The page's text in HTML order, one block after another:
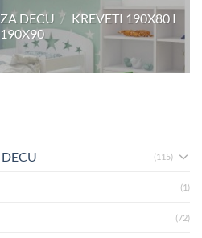
DECU / KREVETI 190X80 I
190X90
(115)
(1)
(72)